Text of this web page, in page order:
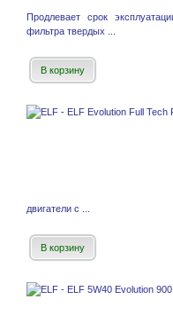
Продлевает срок
фильтра твердых ...
В корзину
двигатели с ...
В корзину